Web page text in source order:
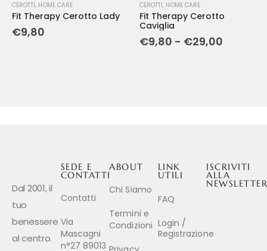
CEROTTI, HOME CARE
Fit Therapy Cerotto Lady
€9,80
CEROTTI, HOME CARE
Fit Therapy Cerotto
Caviglia
€9,80 - €29,00
Dal 2001, il
tuo
benessere
al centro.
LINK
UTILI
FAQ
Login /
Registrazione
ABOUT
Chi Siamo
Termini e
Condizioni
SEDE E
CONTATTI
Contatti
Via
Mascagni
n°27 89013
ISCRIVITI
ALLA